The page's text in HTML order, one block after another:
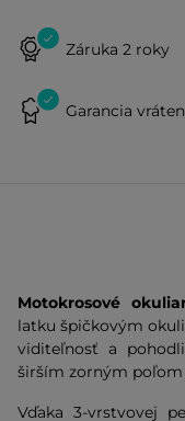
Záruka 2 roky
Garancia
Motokrosové
latku špičkovým
viditeľnosť a
širším zorným
Vďaka 3-vrstvovej